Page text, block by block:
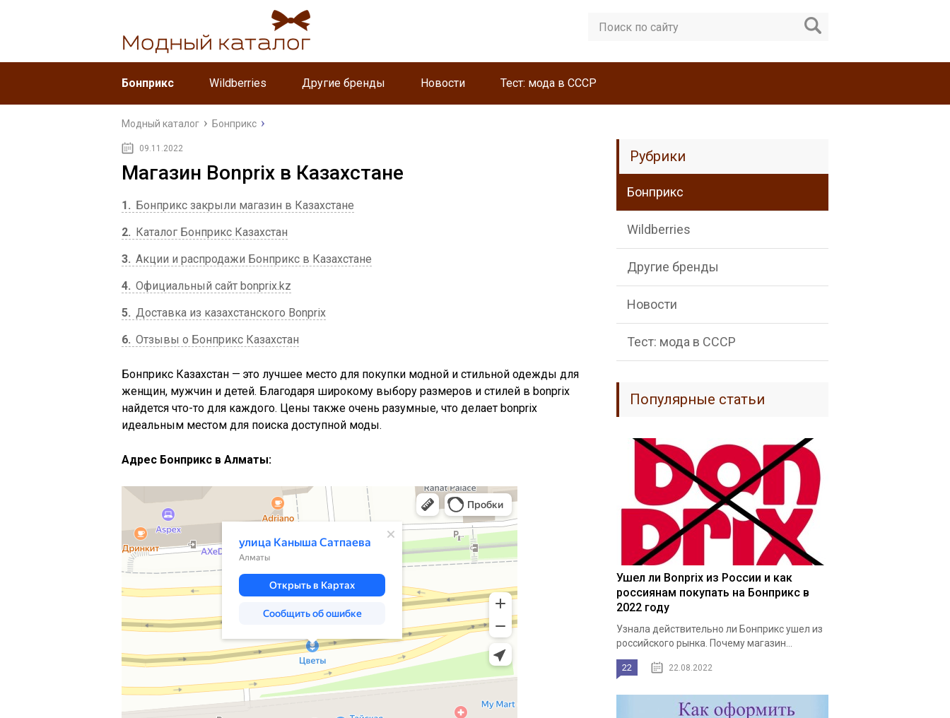
Бонприкс Wildberries Другие бренды Новости Тест: мода в СССР
Модный каталог Бонприкс
09.11.2022
Магазин Bonprix в Казахстане
1
Бонприкс закрыли магазин в Казахстане
2
Каталог Бонприкс Казахстан
3 Акции и распродажи Бонприкс в Казахстане
4 Официальный сайт bonprix.kz
5 Доставка из казахстанского Bonprix
6 Отзывы о Бонприкс Казахстан
Бонприкс Казахстан — это лучшее место для покупки модной и стильной одежды для
женщин, мужчин и детей. Благодаря широкому выбору размеров и стилей в bonprix
найдется что-то для каждого. Цены также очень разумные, что делает bonprix
идеальным местом для поиска доступной моды.
Адрес Бонприкс в Алматы:
Рубрики
Бонприкс
Wildberries
Другие бренды
Новости
Тест: мода в СССР
Популярные статьи
Ушел ли Bonprix из России и как
россиянам покупать на Бонприкс в
2022 году
Узнала действительно ли Бонприкс ушел из
российского рынка. Почему магазин...
22 22.08.2022